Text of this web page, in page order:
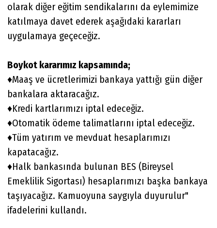
olarak diğer eğitim sendikalarını da eylemimize
katılmaya davet ederek aşağıdaki kararları
uygulamaya geçeceğiz.
Boykot kararımız kapsamında;
♦️Maaş ve ücretlerimizi bankaya yattığı gün diğer
bankalara aktaracağız.
♦️Kredi kartlarımızı iptal edeceğiz.
♦️Otomatik ödeme talimatlarını iptal edeceğiz.
♦️Tüm yatırım ve mevduat hesaplarımızı
kapatacağız.
♦️Halk bankasında bulunan BES (Bireysel
Emeklilik Sigortası) hesaplarımızı başka bankaya
taşıyacağız. Kamuoyuna saygıyla duyurulur"
ifadelerini kullandı.